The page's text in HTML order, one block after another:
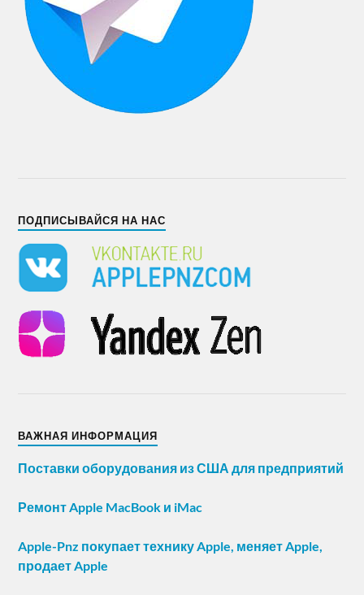
ПОДПИСЫВАЙСЯ НА НАС
ВАЖНАЯ ИНФОРМАЦИЯ
Поставки оборудования из США для предприятий
Ремонт Apple MacBook и iMac
Apple-Pnz покупает технику Apple, меняет Apple,
продает Apple